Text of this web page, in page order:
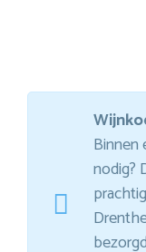
Binnen
nodig?